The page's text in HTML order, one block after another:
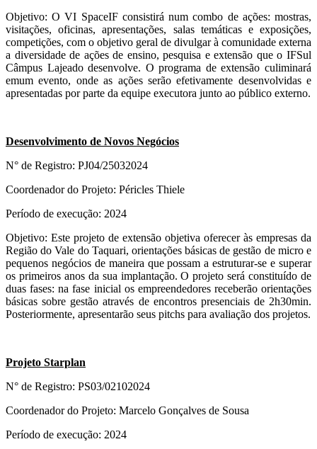
Objetivo: O VI SpaceIF consistirá num combo de ações: mostras,
visitações, oficinas, apresentações, salas temáticas e exposições,
competições, com o objetivo geral de divulgar à comunidade externa
a diversidade de ações de ensino, pesquisa e extensão que o IFSul
Câmpus Lajeado desenvolve. O programa de extensão culiminará
emum evento, onde as ações serão efetivamente desenvolvidas e
apresentadas por parte da equipe executora junto ao público externo.
Desenvolvimento de Novos Negócios
N° de Registro: PJ04/25032024
Coordenador do Projeto: Péricles Thiele
Período de execução: 2024
Objetivo: Este projeto de extensão objetiva oferecer às empresas da
Região do Vale do Taquari, orientações básicas de gestão de micro e
pequenos negócios de maneira que possam a estruturar-se e superar
os primeiros anos da sua implantação. O projeto será constituído de
duas fases: na fase inicial os empreendedores receberão orientações
básicas sobre gestão através de encontros presenciais de 2h30min.
Posteriormente, apresentarão seus pitchs para avaliação dos projetos.
Projeto Starplan
N° de Registro: PS03/02102024
Coordenador do Projeto: Marcelo Gonçalves de Sousa
Período de execução: 2024